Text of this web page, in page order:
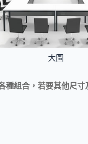
大圖
種組合，若要其他尺寸